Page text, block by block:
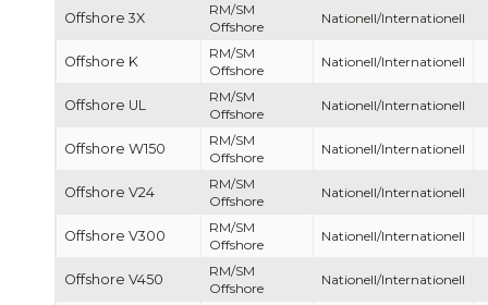
Offshore 3X
RM/SM
Offshore
Nationell/Internationell
Offshore K
RM/SM
Offshore
Nationell/Internationell
Offshore UL
RM/SM
Offshore
Nationell/Internationell
Offshore W150
RM/SM
Offshore
Nationell/Internationell
Offshore V24
RM/SM
Offshore
Nationell/Internationell
Offshore V300
RM/SM
Offshore
Nationell/Internationell
Offshore V450
RM/SM
Offshore
Nationell/Internationell